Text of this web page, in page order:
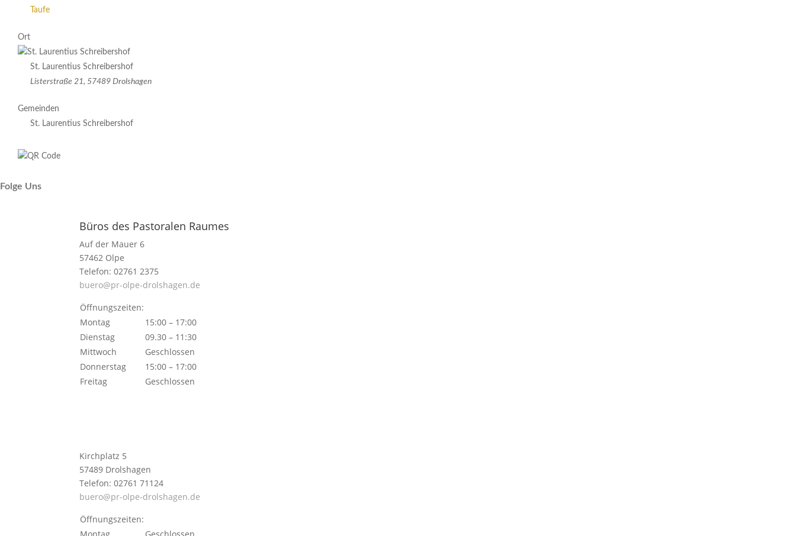
Taufe
Ort
St. Laurentius Schreibershof
Listerstraße 21, 57489 Drolshagen
Gemeinden
St. Laurentius Schreibershof
Folge Uns
Büros des Pastoralen Raumes
Auf der Mauer 6
57462 Olpe
Telefon: 02761 2375
buero@pr-olpe-drolshagen.de
Öffnungszeiten:
Montag
15:00 – 17:00
Dienstag
09.30 – 11:30
Mittwoch
Geschlossen
Donnerstag
15:00 – 17:00
Freitag
Geschlossen
Kirchplatz 5
57489 Drolshagen
Telefon: 02761 71124
buero@pr-olpe-drolshagen.de
Öffnungszeiten: